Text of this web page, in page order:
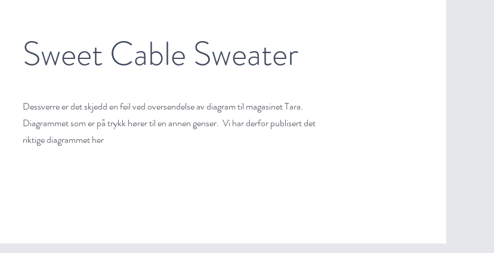
Sweet Cable Sweater
Dessverre er det skjedd en feil ved oversendelse av diagram til magasinet Tara.
Diagrammet som er på trykk hører til en annen genser. Vi har derfor publisert det
riktige diagrammet her